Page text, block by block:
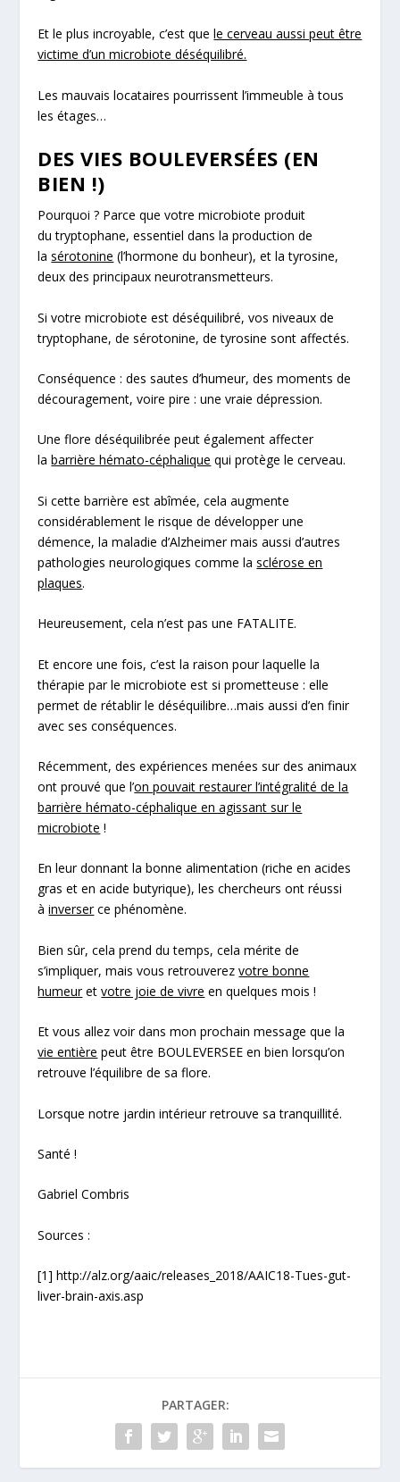
Et le plus incroyable, c’est quele cerveau aussi peut être
victime d’un microbiote déséquilibré.
Les mauvais locataires pourrissent l’immeuble àtous
les étages…
DES VIES BOULEVERSÉES (EN
BIEN !)
Pourquoi ? Parce que votre microbiote produit
dutryptophane, essentiel dans la production de
lasérotonine (l’hormone du bonheur), et la tyrosine,
deux des principaux neurotransmetteurs.
Si votre microbiote est déséquilibré, vos niveaux de
tryptophane, de sérotonine, de tyrosine sont affectés.
Conséquence : des sautes d’humeur, des moments de
découragement, voire pire : une vraie dépression.
Une flore déséquilibrée peut également affecter
labarrière hémato-céphalique qui protège le cerveau.
Si cette barrière est abîmée, cela augmente
considérablement le risque de développer une
démence, lamaladie d’Alzheimermais aussi d’autres
pathologies neurologiques comme lasclérose en
plaques.
Heureusement, cela n’est pas une FATALITE.
Et encore une fois, c’est la raison pour laquelle la
thérapie par le microbiote est si prometteuse : elle
permet de rétablir le déséquilibre…mais aussi d’en finir
avec ses conséquences.
Récemment, des expériences menées sur des animaux
ont prouvé que l’on pouvait restaurer l’intégralité de la
barrière hémato-céphalique en agissant sur le
microbiote !
En leur donnant la bonne alimentation (riche enacides
gras et enacide butyrique), les chercheurs ont réussi
àinverserce phénomène.
Bien sûr, cela prend du temps, cela mérite de
s’impliquer, mais vous retrouverezvotre bonne
humeuretvotre joie de vivre en quelques mois !
Et vous allez voir dans mon prochain message que la
vie entière peut être BOULEVERSEE en bien lorsqu’on
retrouve l’équilibre de sa flore.
Lorsque notre jardin intérieur retrouve sa tranquillité.
Santé !
Gabriel Combris
Sources :
[1] http://alz.org/aaic/releases_2018/AAIC18-Tues-gut-
liver-brain-axis.asp
PARTAGER: